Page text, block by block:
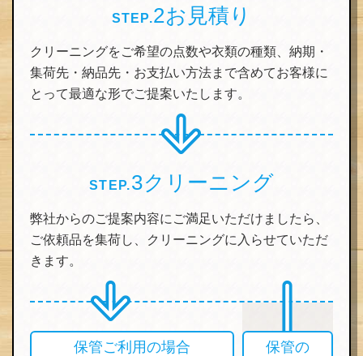
STEP.2お見積り
クリーニングをご希望の点数や衣類の種類、納期・
集荷先・納品先・お支払い方法まで含めてお客様に
とって最適な形でご提案いたします。
STEP.3クリーニング
弊社からのご提案内容にご満足いただけましたら、
ご依頼品を集荷し、クリーニングに入らせていただ
きます。
保管ご利用の場合
保管の